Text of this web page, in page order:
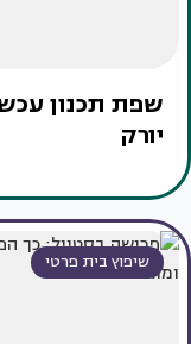
שפת תכנון
יורק
שיפוץ בית פרטי